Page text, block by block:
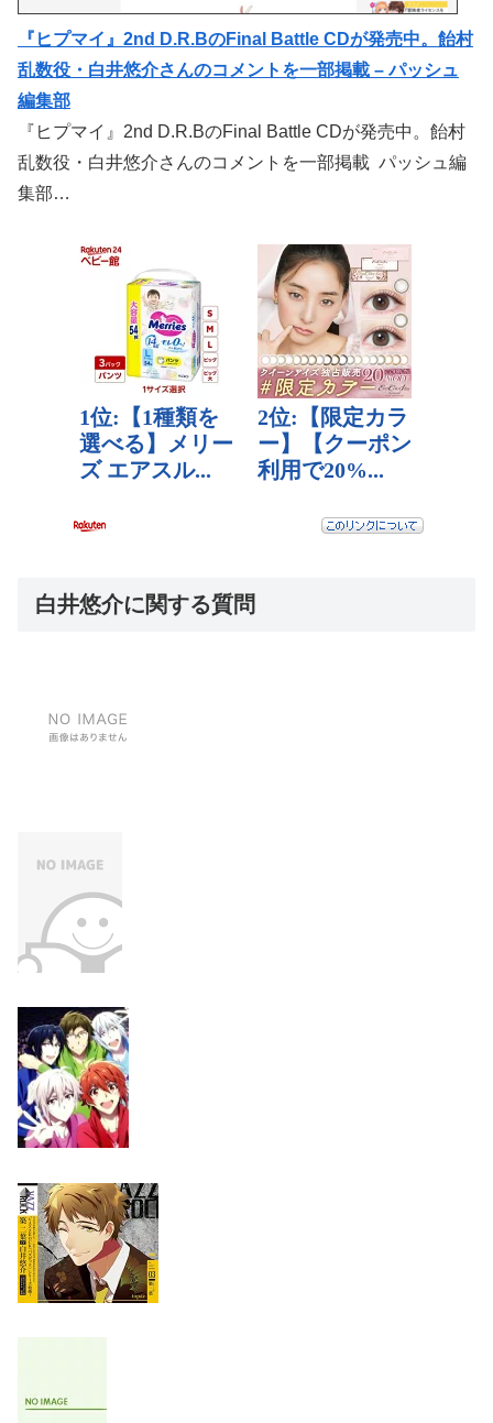
『ヒプマイ』2nd D.R.BのFinal Battle CDが発売中。飴村
乱数役・白井悠介さんのコメントを一部掲載 – パッシュ
編集部
『ヒプマイ』2nd D.R.BのFinal Battle CDが発売中。飴村
乱数役・白井悠介さんのコメントを一部掲載 パッシュ編
集部…
白井悠介に関する質問